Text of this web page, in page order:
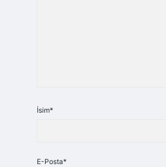
İsim*
E-Posta*